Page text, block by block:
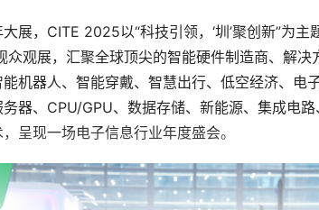
展，CITE 2025以“科技引领，‘圳’聚创新”为
观展，汇聚全球顶尖的智能硬件制造商、解
机器人、智能穿戴、智慧出行、低空经济、电
器、CPU/GPU、数据存储、新能源、集成电
呈现一场电子信息行业年度盛会。